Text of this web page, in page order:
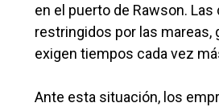
en el puerto de Rawson.
restringidos por las
exigen tiempos cada vez
Ante esta situación, los